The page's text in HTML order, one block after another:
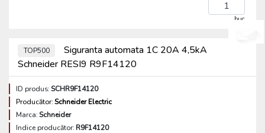
buc
TOP500
Siguranta automata 1C 20A 4,5kA
Schneider RESI9 R9F14120
ID produs:SCHR9F14120
Producător:Schneider Electric
Marca:Schneider
Indice producător:R9F14120